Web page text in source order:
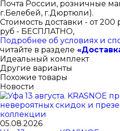
Почта России, розничные
г.Белебей, г.Дюртюли).
Стоимость доставки - от 200
руб - БЕСПЛАТНО,
Подробнее об условиях и
читайте в разделе
Идеальный комплект
Другие варианты
Похожие товары
Новости
05.08.2026